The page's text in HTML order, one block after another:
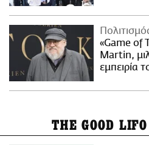
«Game of
Martin,
εμπειρία
THE GOOD LIFO